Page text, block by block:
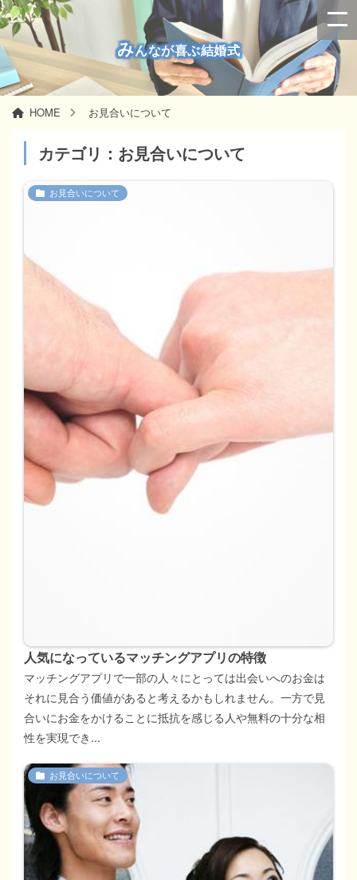
みんなが喜ぶ結婚式
HOME お見合いについて
カテゴリ：お見合いについて
お見合いについて
人気になっているマッチングアプリの特徴
マッチングアプリで一部の人々にとっては出会いへのお金は
それに見合う価値があると考えるかもしれません。一方で見
合いにお金をかけることに抵抗を感じる人や無料の十分な相
性を実現でき...
お見合いについて